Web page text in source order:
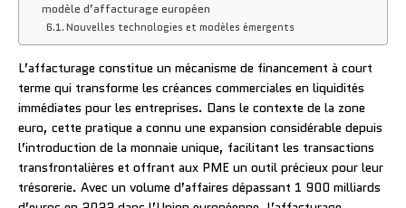
modèle d’affacturage européen
Nouvelles technologies et modèles émergents
L’affacturage constitue un mécanisme de financement à court
terme qui transforme les créances commerciales en liquidités
immédiates pour les entreprises. Dans le contexte de la zone
euro, cette pratique a connu une expansion considérable depuis
l’introduction de la monnaie unique, facilitant les transactions
transfrontalières et offrant aux PME un outil précieux pour leur
trésorerie. Avec un volume d’affaires dépassant 1 900 milliards